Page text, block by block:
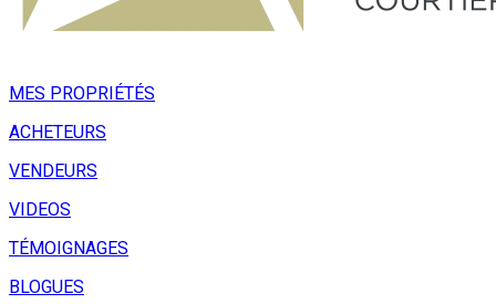
MES PROPRIÉTÉS
ACHETEURS
VENDEURS
VIDEOS
TÉMOIGNAGES
BLOGUES